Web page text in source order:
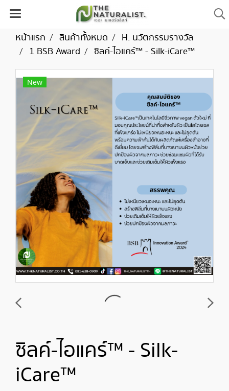
หน้าแรก สินค้าทั้งหมด
H. นวัตกรรมรางวัล
1 BSB Award
ซิลค์-ไอแคร์™ - Silk-iCare™
New
ซิลค์-ไอแคร์™ - Silk-
iCare™